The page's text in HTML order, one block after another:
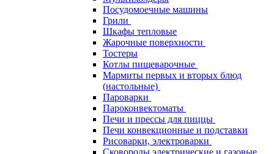
Посудомоечные машины
Грили
Шкафы тепловые
Жарочные поверхности
Тостеры
Котлы пищеварочные
Мармиты первых и вторых блюд
(настольные)
Пароварки
Пароконвектоматы
Печи и прессы для пиццы
Печи конвекционные и подставки
Рисоварки, электроварки
Сковороды электрические и газовые